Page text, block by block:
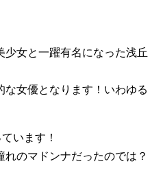
女と一躍有名になった浅丘
な女優となります！いわゆる
います！
のマドンナだったのでは？